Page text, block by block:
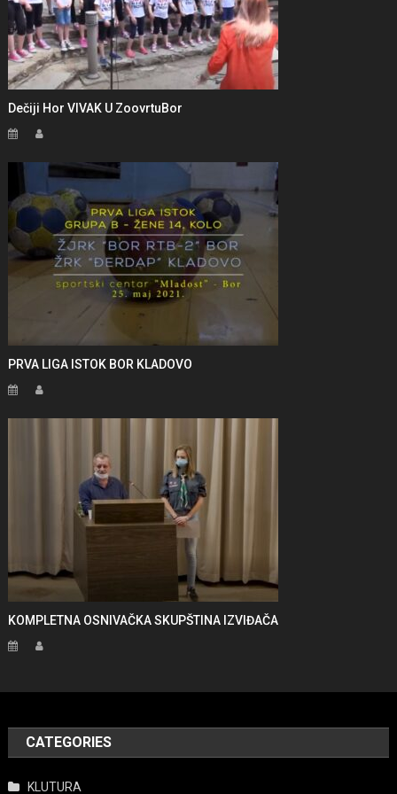
Dečiji Hor VIVAK U ZoovrtuBor
PRVA LIGA ISTOK BOR KLADOVO
KOMPLETNA OSNIVAČKA SKUPŠTINA IZVIĐAČA
CATEGORIES
KLUTURA